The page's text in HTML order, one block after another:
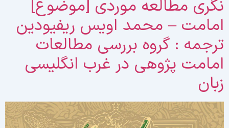
مطالعه موردى [موضوع]
– محمد اويس ريفيودين
: گروه بررسى مطالعات
پژوهى در غرب انگليسى